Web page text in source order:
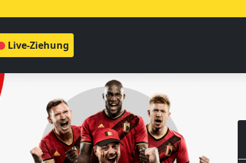
Live-Ziehung